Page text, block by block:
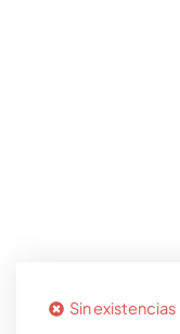
Sin existencias